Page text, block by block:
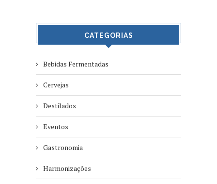
CATEGORIAS
Bebidas Fermentadas
Cervejas
Destilados
Eventos
Gastronomia
Harmonizações